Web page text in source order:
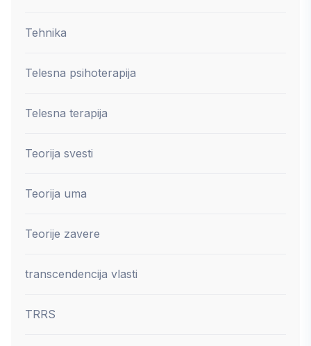
Tehnika
Telesna psihoterapija
Telesna terapija
Teorija svesti
Teorija uma
Teorije zavere
transcendencija vlasti
TRRS